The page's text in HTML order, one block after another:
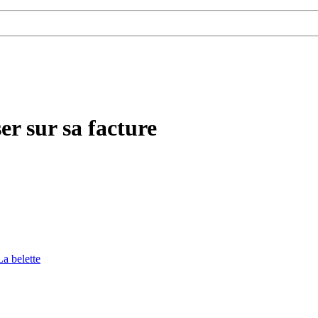
sur sa facture
belette